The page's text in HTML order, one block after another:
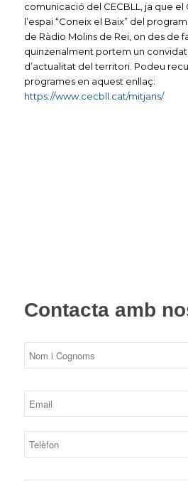
comunicació del CECBLL , ja que el
l’espai “Coneix el Baix” del
de Ràdio Molins de Rei, on des de
quinzenalment portem un convidat
d’actualitat del territori. Podeu
programes en aquest enllaç:
https://www.cecbll.cat/mitjans/
Contacta amb